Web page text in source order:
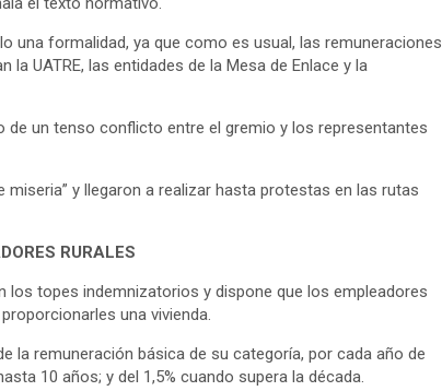
una formalidad, ya que como es usual, las remuneraciones
UATRE, las entidades de la Mesa de Enlace y la
un tenso conflicto entre el gremio y los representantes
miseria” y llegaron a realizar hasta protestas en las rutas
RURALES
los topes indemnizatorios y dispone que los empleadores
una vivienda.
la remuneración básica de su categoría, por cada año de
10 años; y del 1,5% cuando supera la década.